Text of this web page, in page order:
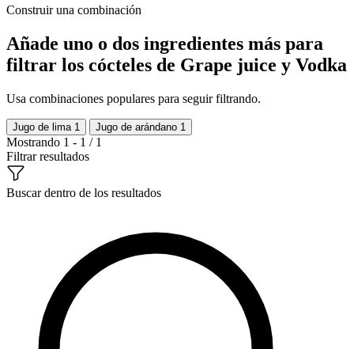
Construir una combinación
Añade uno o dos ingredientes más para
filtrar los cócteles de Grape juice y Vodka
Usa combinaciones populares para seguir filtrando.
Jugo de lima 1 Jugo de arándano 1
Mostrando 1 - 1 / 1
Filtrar resultados
Buscar dentro de los resultados